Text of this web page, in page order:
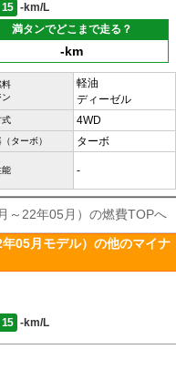
-km/L
満タンでどこまで走る？
-km
料
軽油
ディーゼル
式 4WD
ターボ） ターボ
能 -
～22年05月）の燃費TOPへ
05月モデル）の他のマイナ
-km/L